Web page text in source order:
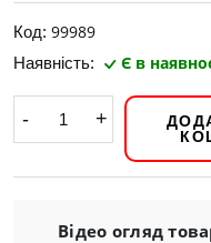
Код: 99989
Наявність: Є в
- +
Відео огляд